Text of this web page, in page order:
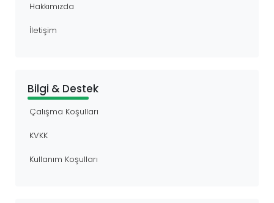
Hakkımızda
İletişim
Bilgi & Destek
Çalışma Koşulları
KVKK
Kullanım Koşulları